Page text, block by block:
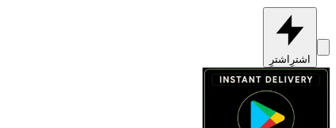
اشترِ اشترِ